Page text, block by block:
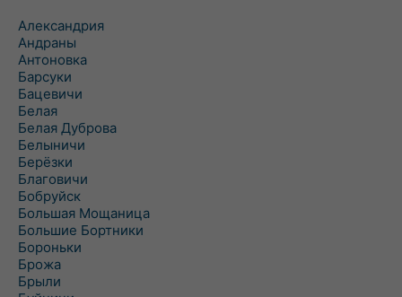
Александрия
Андраны
Антоновка
Барсуки
Бацевичи
Белая
Белая Дуброва
Белыничи
Берёзки
Благовичи
Бобруйск
Большая Мощаница
Большие Бортники
Бороньки
Брожа
Брыли